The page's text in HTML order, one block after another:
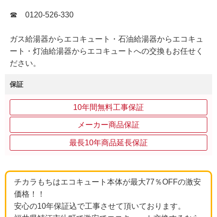
☎ 0120-526-330
ガス給湯器からエコキュート・石油給湯器からエコキュ
ート・灯油給湯器からエコキュートへの交換もお任せく
ださい。
保証
10年間無料工事保証
メーカー商品保証
最長10年商品延長保証
チカラもちはエコキュート本体が最大77％OFFの激安
価格！！
安心の10年保証込で工事させて頂いております。